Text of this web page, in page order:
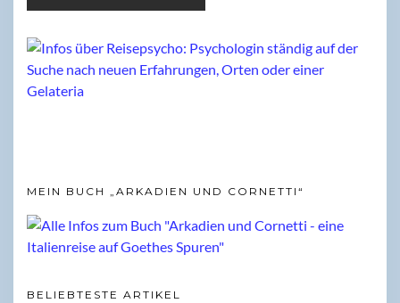
MEIN BUCH „ARKADIEN UND CORNETTI“
BELIEBTESTE ARTIKEL